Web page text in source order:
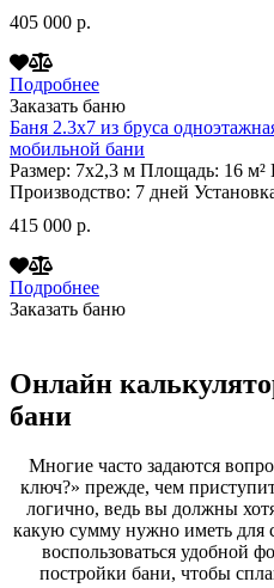
405 000 р.
Подробнее
Заказать баню
Баня 2.3х7 из бруса
мобильной бани
Размер: 7х2,3 м Площадь: 16 м²
Производство: 7 дней
415 000 р.
Подробнее
Заказать баню
Онлайн
бани
Многие часто задаются
ключ?» прежде, чем
логично, ведь вы должны
какую сумму нужно иметь для
воспользоваться удобной
постройки бани, чтобы